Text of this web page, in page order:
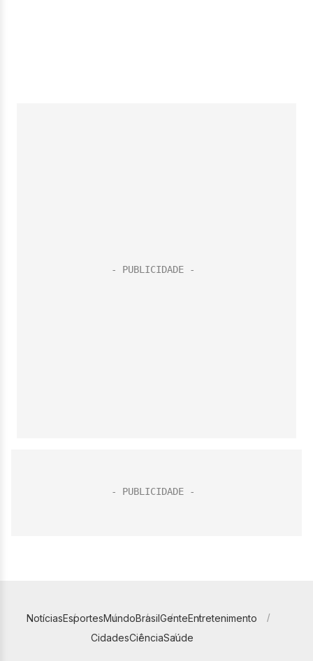
NotíciasEsportesMundoBrasilGenteEntretenimento
CidadesCiênciaSaúde